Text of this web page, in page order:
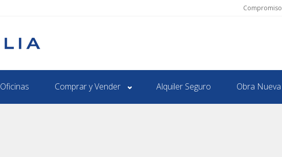
Compromiso
Oficinas Comprar y Vender Alquiler Seguro Obra Nueva